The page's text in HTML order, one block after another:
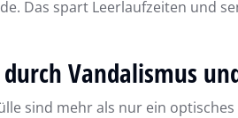
Das spart Leerlaufzeiten und
Vandalismus
sind mehr als nur ein